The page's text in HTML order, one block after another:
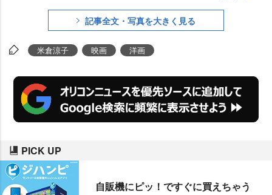
ジャクソンを観ているかのようだ
った」と圧倒的な体験を語った。
記事全文・写真を大きく見る
米倉涼子 映画 洋画
PICK UP
自販機にピッ！ですぐに買えちゃう